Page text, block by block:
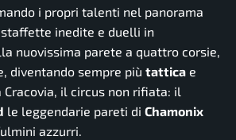
i propri talenti nel panorama
inedite e duelli in
nuovissima parete a quattro corsie,
diventando sempre più tattica e
il circus non rifiata: il
le leggendarie pareti di Chamonix
azzurri.